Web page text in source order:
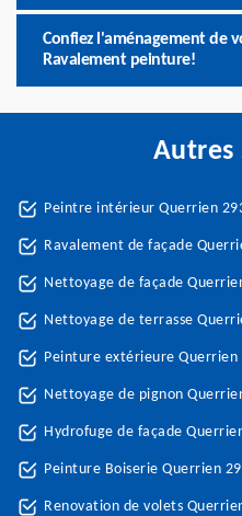
Confiez l'aménagement de
Ravalement peinture!
Autres
Peintre intérieur Querrien
Ravalement de façade
Nettoyage de façade
Nettoyage de terrasse
Peinture extérieure Querrien
Nettoyage de pignon
Hydrofuge de façade
Peinture Boiserie Querrien
Renovation de volets